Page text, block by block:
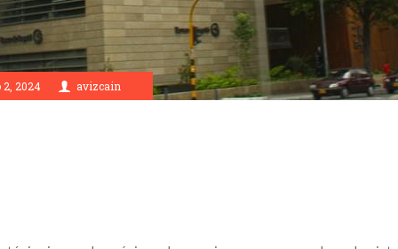
2024 avizcain